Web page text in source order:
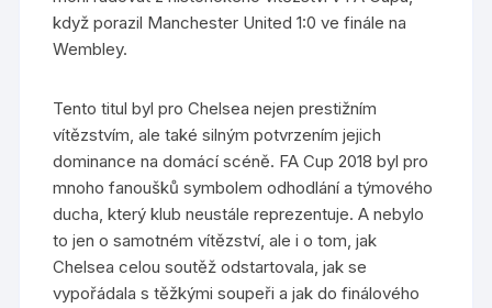
když porazil Manchester United 1:0 ve finále na
Wembley.
Tento titul byl pro Chelsea nejen prestižním
vítězstvím, ale také silným potvrzením jejich
dominance na domácí scéně. FA Cup 2018 byl pro
mnoho fanoušků symbolem odhodlání a týmového
ducha, který klub neustále reprezentuje. A nebylo
to jen o samotném vítězství, ale i o tom, jak
Chelsea celou soutěž odstartovala, jak se
vypořádala s těžkými soupeři a jak do finálového